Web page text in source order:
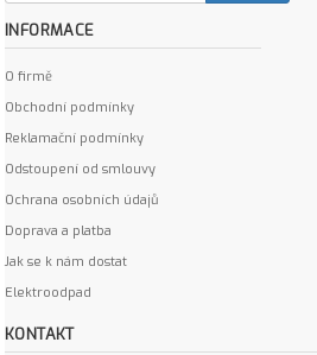
INFORMACE
O firmě
Obchodní podmínky
Reklamační podmínky
Odstoupení od smlouvy
Ochrana osobních údajů
Doprava a platba
Jak se k nám dostat
Elektroodpad
KONTAKT